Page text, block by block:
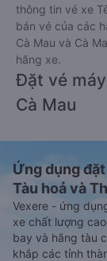
thông tin vé xe
bán vé của các
Cà Mau và Cà
hãng xe.
Đặt vé
Cà Mau
Ứng dụng
Tàu hoả và
Vexere - ứng
xe chất lượng
bay và hãng tàu
khắp các tỉnh